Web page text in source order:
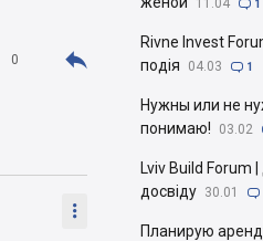
0 

11.04  1
Rivne Invest
подія
04.03  1
Нужны или не
понимаю!
03.02
Lviv Build Forum |
досвіду 30.01 
Планирую